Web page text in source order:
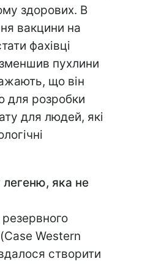
здорових. В
вакцини на
фахівці
пухлини
що він
для розробки
для людей, які
яка не
резервного
Western
створити